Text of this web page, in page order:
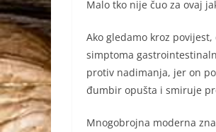
Malo tko nije čuo za ovaj
Ako gledamo kroz
simptoma
protiv nadimanja, jer on
đumbir opušta i smiruje
Mnogobrojna moderna